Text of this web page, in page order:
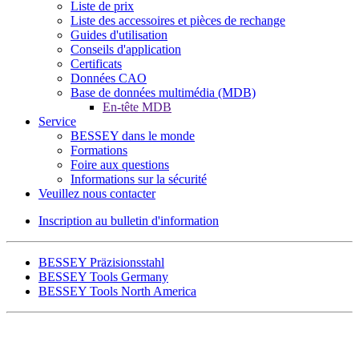
Liste de prix
Liste des accessoires et pièces de rechange
Guides d'utilisation
Conseils d'application
Certificats
Données CAO
Base de données multimédia (MDB)
En-tête MDB
Service
BESSEY dans le monde
Formations
Foire aux questions
Informations sur la sécurité
Veuillez nous contacter
Inscription au bulletin d'information
BESSEY Präzisionsstahl
BESSEY Tools Germany
BESSEY Tools North America